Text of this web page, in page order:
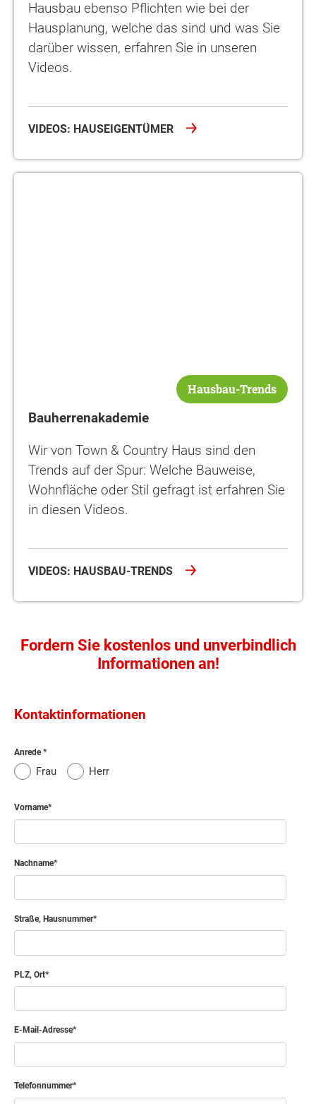
Hausbau ebenso Pflichten wie bei der
Hausplanung, welche das sind und was Sie
darüber wissen, erfahren Sie in unseren
Videos.
VIDEOS: HAUSEIGENTÜMER
Hausbau-Trends
Bauherrenakademie
Wir von Town & Country Haus sind den
Trends auf der Spur: Welche Bauweise,
Wohnfläche oder Stil gefragt ist erfahren Sie
in diesen Videos.
VIDEOS: HAUSBAU-TRENDS
Fordern Sie kostenlos und unverbindlich
Informationen an!
Kontaktinformationen
Anrede
Frau Herr
Vorname
Nachname
Straße, Hausnummer
PLZ, Ort
E-Mail-Adresse
Telefonnummer